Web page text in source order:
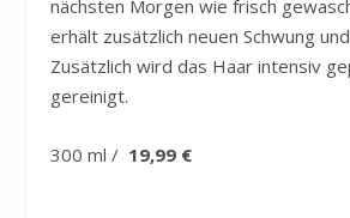
nächsten Morgen wie frisch
erhält zusätzlich neuen Schwung
Zusätzlich wird das Haar intensiv
gereinigt.
300 ml / 19,99 €